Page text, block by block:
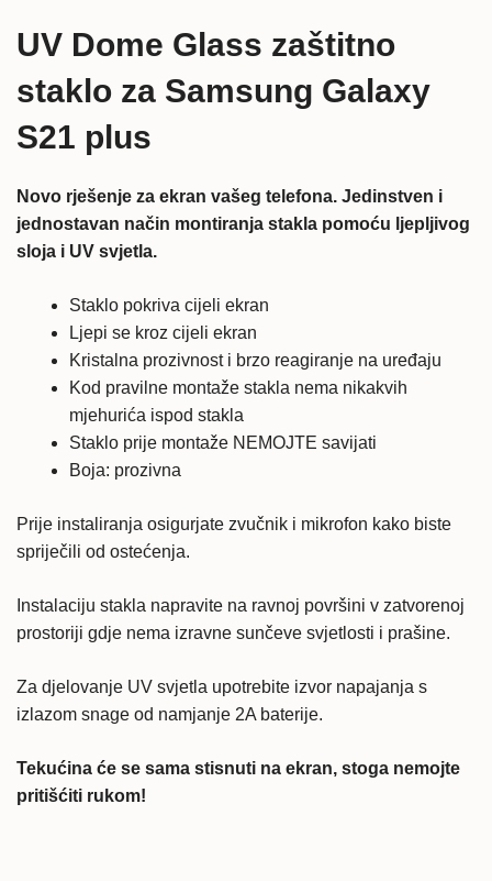
zaštitno
staklo
UV Dome Glass zaštitno
staklo za Samsung Galaxy
S21 plus
Novo rješenje za ekran vašeg telefona. Jedinstven i
jednostavan način montiranja stakla pomoću ljepljivog
sloja i UV svjetla.
Staklo pokriva cijeli ekran
Ljepi se kroz cijeli ekran
Kristalna prozivnost i brzo reagiranje na uređaju
Kod pravilne montaže stakla nema nikakvih
mjehurića ispod stakla
Staklo prije montaže NEMOJTE savijati
Boja: prozivna
Prije instaliranja osigurjate zvučnik i mikrofon kako biste
spriječili od ostećenja.
Instalaciju stakla napravite na ravnoj površini v zatvorenoj
prostoriji gdje nema izravne sunčeve svjetlosti i prašine.
Za djelovanje UV svjetla upotrebite izvor napajanja s
izlazom snage od namjanje 2A baterije.
Tekućina će se sama stisnuti na ekran, stoga nemojte
pritišćiti rukom!